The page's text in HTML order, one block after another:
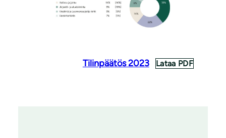
Tilinpäätös 2023 Lataa PDF